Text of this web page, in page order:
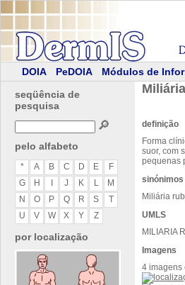
DOIA PeDOIA Módulos de
seqüência de
pesquisa
🔎
pelo alfabeto
* A B C D E
F
G
H J K L
M
N
O P Q R S
T
U
V W X Y Z
por localização
definição
Forma
suor, com
pequenas
sinónimos
Miliária
UMLS
MILIARIA
Imagens
4 imagens